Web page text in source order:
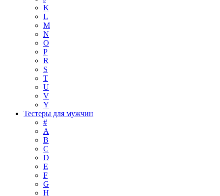
K
L
M
N
O
P
R
S
T
U
V
Y
Тестеры для мужчин
#
A
B
C
D
E
F
G
H